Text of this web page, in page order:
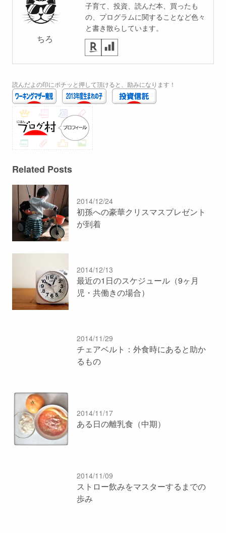
ちろ
子育て、投資、読んだ本、買ったも
の、プログラムに関することなど色々
と書き散らしています。
読んだよの印にポチッと押して頂けると、励みになります！
Related Posts
2014/12/24
初孫への豪華クリスマスプレゼント
が到着
2014/12/13
最近の1日のスケジュール（9ヶ月
児・共働きの場合）
2014/11/29
チェアベルト：外食時にあると助か
るもの
2014/11/17
ある日の離乳食（中期）
2014/11/09
ストロー飲みをマスターするまでの
歩み